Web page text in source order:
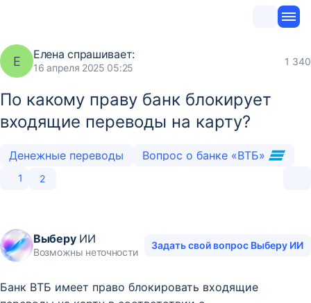
Е Елена спрашивает:
16 апреля 2025 05:25
1 340
По какому праву банк блокирует
входящие переводы на карту?
Денежные переводы Вопрос о банке «ВТБ»
1 2
ВыберуИИ
Возможны неточности
Задать свой вопрос Выберу ИИ
Банк ВТБ имеет право блокировать входящие